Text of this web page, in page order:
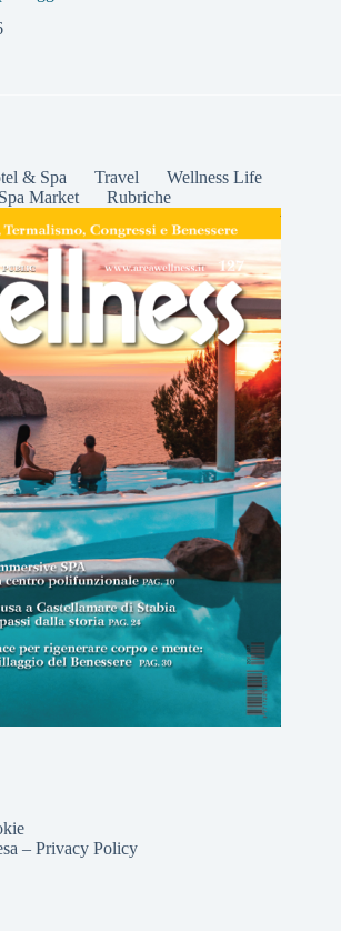
& Spa Travel
Wellness Life
Spa Market
Rubriche
– Privacy Policy